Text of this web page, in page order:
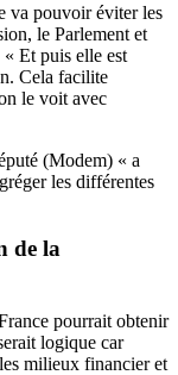
va pouvoir éviter les
le Parlement et
Et puis elle est
Cela facilite
le voit avec
(Modem) « a
les différentes
de la
pourrait obtenir
logique car
milieux financier et